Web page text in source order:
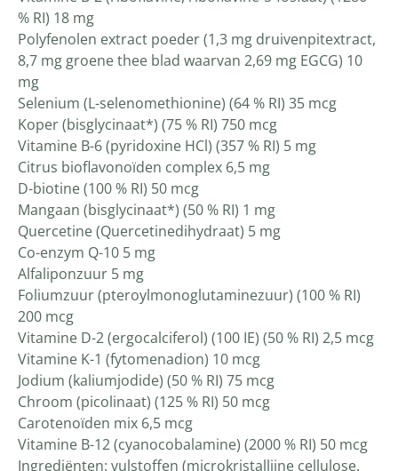
% RI) 18 mg
Polyfenolen extract poeder (1,3 mg druivenpitextract,
8,7 mg groene thee blad waarvan 2,69 mg EGCG) 10
mg
Selenium (L-selenomethionine) (64 % RI) 35 mcg
Koper (bisglycinaat*) (75 % RI) 750 mcg
Vitamine B-6 (pyridoxine HCl) (357 % RI) 5 mg
Citrus bioflavonoïden complex 6,5 mg
D-biotine (100 % RI) 50 mcg
Mangaan (bisglycinaat*) (50 % RI) 1 mg
Quercetine (Quercetinedihydraat) 5 mg
Co-enzym Q-10 5 mg
Alfaliponzuur 5 mg
Foliumzuur (pteroylmonoglutaminezuur) (100 % RI)
200 mcg
Vitamine D-2 (ergocalciferol) (100 IE) (50 % RI) 2,5 mcg
Vitamine K-1 (fytomenadion) 10 mcg
Jodium (kaliumjodide) (50 % RI) 75 mcg
Chroom (picolinaat) (125 % RI) 50 mcg
Carotenoïden mix 6,5 mcg
Vitamine B-12 (cyanocobalamine) (2000 % RI) 50 mcg
Ingrediënten: vulstoffen (microkristallijne cellulose.